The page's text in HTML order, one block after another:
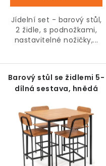
Jídelní set - barový stůl,
2 židle, s podnožkami,
nastavitelné nožičky,...
Barový stůl se židlemi 5-
dílná sestava, hnědá